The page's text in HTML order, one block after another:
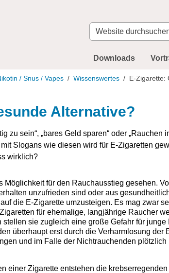
Website
durchsuchen
Downloads
/ Snus / Vapes Wissenswertes E-Zigarette:
Alternative?
zu sein“, „bares Geld sparen“ oder „Rauchen
Slogans wie diesen wird für E-Zigaretten
wirklich?
Möglichkeit für den Rauchausstieg gesehen.
unzufrieden sind oder aus
die E-Zigarette umzusteigen. Es mag zwar
für ehemalige, langjährige Raucher
sie zugleich eine große Gefahr für junge
überhaupt erst durch die Verharmlosung der
und im Falle der Nichtrauchenden plötzlich
einer Zigarette entstehen die